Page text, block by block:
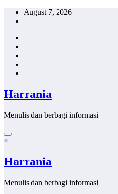
Skip
August 7, 2026
Harrania
Menulis dan berbagi informasi
×
Harrania
Menulis dan berbagi informasi